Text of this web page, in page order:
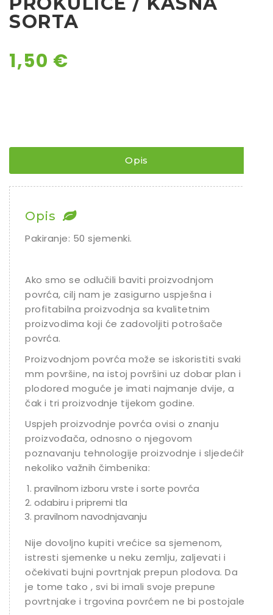
Ostalo sjeme
SORTA
1,50 €
Opis
Opis
Pakiranje: 50 sjemenki.
Ako smo se odlučili baviti proizvodnjom
povrća, cilj nam je zasigurno uspješna i
profitabilna proizvodnja sa kvalitetnim
proizvodima koji će zadovoljiti potrošače
povrća.
Proizvodnjom povrća može se iskoristiti svaki
mm površine, na istoj površini uz dobar plan i
plodored moguće je imati najmanje dvije, a
čak i tri proizvodnje tijekom godine.
Uspjeh proizvodnje povrća ovisi o znanju
proizvođača, odnosno o njegovom
poznavanju tehnologije proizvodnje i sljedećih
nekoliko važnih čimbenika:
pravilnom izboru vrste i sorte povrća
odabiru i pripremi tla
pravilnom navodnjavanju
Nije dovoljno kupiti vrećice sa sjemenom,
istresti sjemenke u neku zemlju, zaljevati i
očekivati bujni povrtnjak prepun plodova. Da
je tome tako , svi bi imali svoje prepune
povrtnjake i trgovina povrćem ne bi postojale.